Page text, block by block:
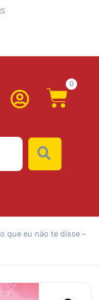
0
que eu não te disse –